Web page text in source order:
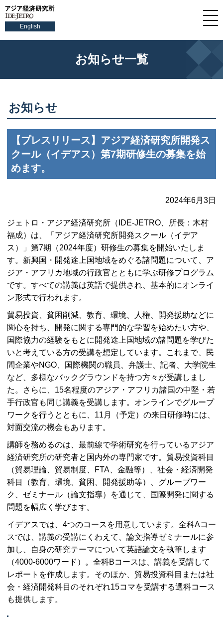
English
お知らせ一覧
お知らせ
【プレスリリース】アジア経済研究所開発ス
クール（イデアス）第7期研修生の募集を始
めます。
2024年6月3日
ジェトロ・アジア経済研究所（ IDE-JETRO 、所長：木村
福成）は、「アジア経済研究所開発スクール（イデア
ス）」第7期（2024年度）研修生の募集を開始いたしま
す。新興国・開発途上国地域をめぐる諸問題について、ア
ジア・アフリカ地域の行政官とともに学ぶ研修プログラム
です。すべての講義は英語で提供され、基本的にオンライ
ン形式で行われます。
貿易投資、貧困削減、教育、環境、人権、開発援助などに
関心を持ち、開発に関する専門的な学習を始めたい方や、
国際協力の経験をもとに開発途上国地域の諸問題を学びた
いと考えている方の受講を想定しています。これまで、民
間企業やNGO、国際機関の職員、弁護士、記者、大学院生
など、多様なバックグラウンドを持つ方々が受講しまし
た。さらに、15名程度のアジア・アフリカ諸国の中堅・若
手行政官も同じ講義を受講します。オンラインでグループ
ワークを行うとともに、11月（予定）の来日研修時には、
対面交流の機会もあります。
講師を務めるのは、最前線で学術研究を行っているアジア
経済研究所の研究者と国内外の専門家です。貿易投資科目
（貿易理論、貿易制度、
FTA 、金融等）、社会・経済開発
科目（教育、環境、貧困、開発援助等）、グループワー
ク、ゼミナール（論文指導）を通じて、国際開発に関する
問題を幅広く学びます。
イデアスでは、4つのコースを用意しています。全科Aコー
スでは、講義の受講にくわえて、論文指導ゼミナールに参
加し、自身の研究テーマについて英語論文を執筆します
（4000-6000ワード）。全科Bコースは、講義を受講して
レポートを作成します。そのほか、貿易投資科目または社
会・経済開発科目のそれぞれ15コマを受講する選科コース
も提供します。